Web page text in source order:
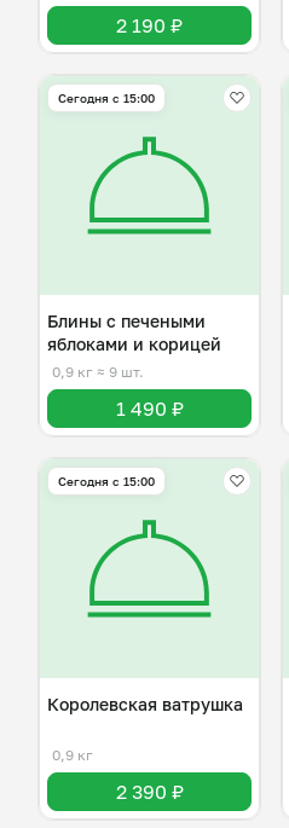
2 190 ₽
Сегодня с 15:00
Блины с печеными
яблоками и корицей
0,9 кг ≈ 9 шт.
1 490 ₽
Сегодня с 15:00
Королевская ватрушка
0,9 кг
2 390 ₽